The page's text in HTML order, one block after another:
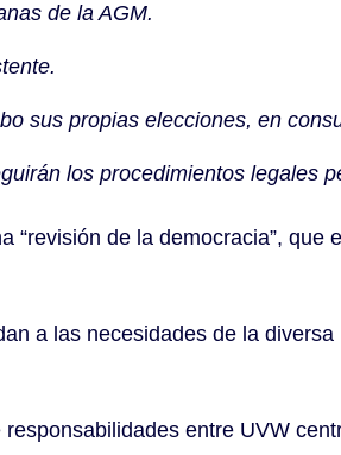
de la AGM.
sus propias elecciones, en
los procedimientos legales
“revisión de la democracia”,
a las necesidades de la
entre UVW